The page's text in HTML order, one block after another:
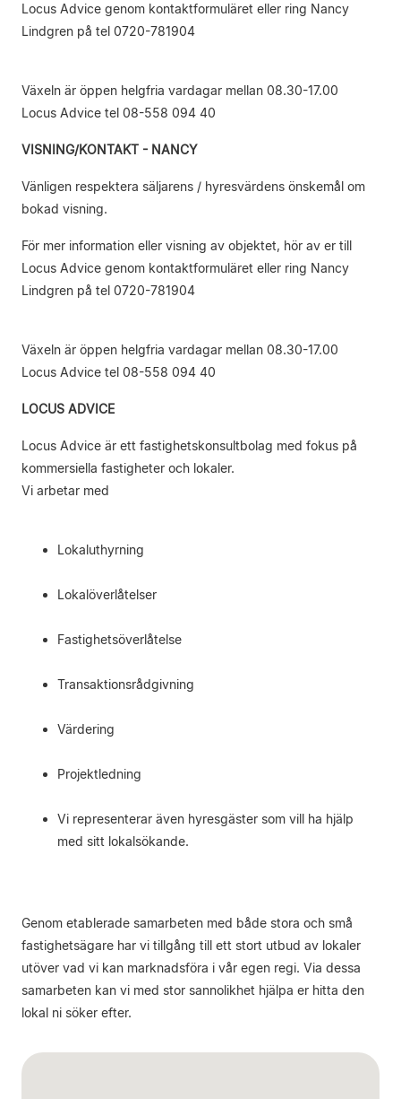
Locus Advice genom kontaktformuläret eller ring Nancy
Lindgren på tel 0720-781904
Växeln är öppen helgfria vardagar mellan 08.30-17.00
Locus Advice tel 08-558 094 40
VISNING/KONTAKT - NANCY
Vänligen respektera säljarens / hyresvärdens önskemål om
bokad visning.
För mer information eller visning av objektet, hör av er till
Locus Advice genom kontaktformuläret eller ring Nancy
Lindgren på tel 0720-781904
Växeln är öppen helgfria vardagar mellan 08.30-17.00
Locus Advice tel 08-558 094 40
LOCUS ADVICE
Locus Advice är ett fastighetskonsultbolag med fokus på
kommersiella fastigheter och lokaler.
Vi arbetar med
Lokaluthyrning
Lokalöverlåtelser
Fastighetsöverlåtelse
Transaktionsrådgivning
Värdering
Projektledning
Vi representerar även hyresgäster som vill ha hjälp
med sitt lokalsökande.
Genom etablerade samarbeten med både stora och små
fastighetsägare har vi tillgång till ett stort utbud av lokaler
utöver vad vi kan marknadsföra i vår egen regi. Via dessa
samarbeten kan vi med stor sannolikhet hjälpa er hitta den
lokal ni söker efter.